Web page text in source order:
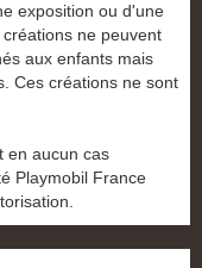
exposition ou d'une
ne peuvent
aux enfants mais
Ces créations ne sont
en aucun cas
Playmobil France